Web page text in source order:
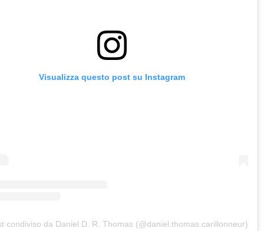
Visualizza questo post su Instagram
condiviso da Daniel D. R. Thomas (@daniel.thomas.carillonneur)